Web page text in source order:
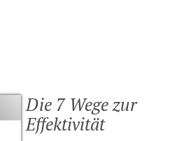
Die 7 Wege zur
Effek­ti­vität